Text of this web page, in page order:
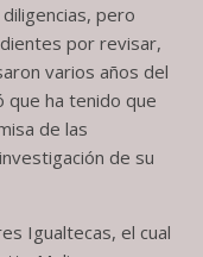
pero
por revisar,
varios años del
que ha tenido que
de las
de su
Igualtecas, el cual